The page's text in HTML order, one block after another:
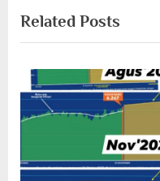
i
o
u
s
P
s
x
t
P
o
s
:
Related Posts